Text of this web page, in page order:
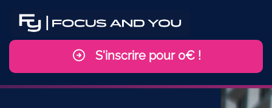
S'inscrire pour 0€ !